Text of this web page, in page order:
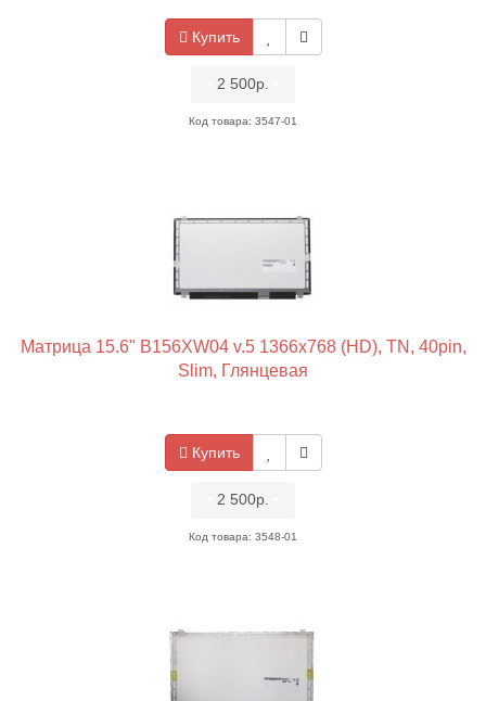
Купить
2 500р.
Код товара: 3547-01
Матрица 15.6" B156XW04 v.5 1366x768 (HD), TN, 40pin,
Slim, Глянцевая
Купить
2 500р.
Код товара: 3548-01